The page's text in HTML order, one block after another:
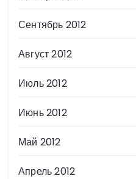
Сентябрь 2012
Август 2012
Июль 2012
Июнь 2012
Май 2012
Апрель 2012